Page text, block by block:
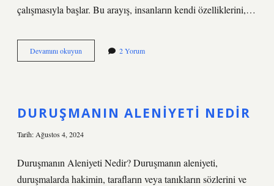
çalışmasıyla başlar. Bu arayış, insanların kendi özelliklerini,…
Devamını okuyun Felsefede
özdeşleşme
2 Yorum
DURUŞMANIN ALENIYETI NEDIR
Tarih: Ağustos 4, 2024
Duruşmanın Aleniyeti Nedir? Duruşmanın aleniyeti,
duruşmalarda hakimin, tarafların veya tanıkların sözlerini ve